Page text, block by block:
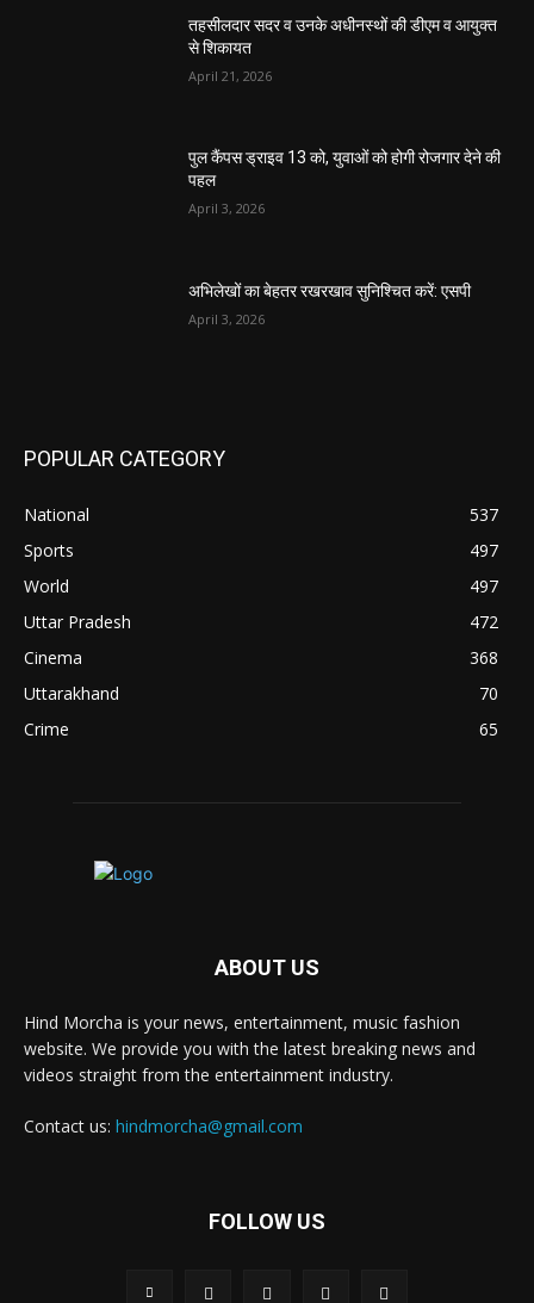
तहसीलदार सदर व उनके अधीनस्थों की डीएम व आयुक्त
से शिकायत
April 21, 2026
पुल कैंपस ड्राइव 13 को, युवाओं को होगी रोजगार देने की
पहल
April 3, 2026
अभिलेखों का बेहतर रखरखाव सुनिश्चित करें: एसपी
April 3, 2026
POPULAR CATEGORY
National
537
Sports
497
World
497
Uttar Pradesh
472
Cinema
368
Uttarakhand
70
Crime
65
ABOUT US
Hind Morcha is your news, entertainment, music fashion
website. We provide you with the latest breaking news and
videos straight from the entertainment industry.
Contact us: hindmorcha@gmail.com
FOLLOW US